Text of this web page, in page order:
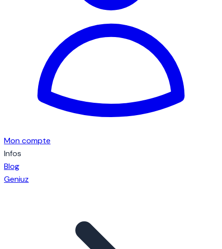
Mon compte
Infos
Blog
Geniuz